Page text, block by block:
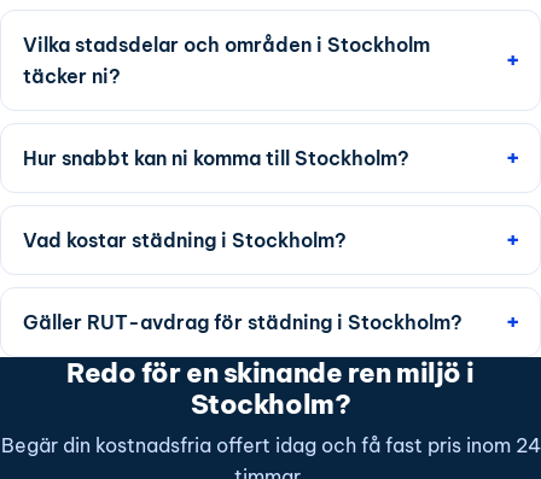
Vilka stadsdelar och områden i Stockholm
täcker ni?
Hur snabbt kan ni komma till Stockholm?
Vad kostar städning i Stockholm?
Gäller RUT-avdrag för städning i Stockholm?
Redo för en skinande ren miljö i
Stockholm?
Begär din kostnadsfria offert idag och få fast pris inom 24